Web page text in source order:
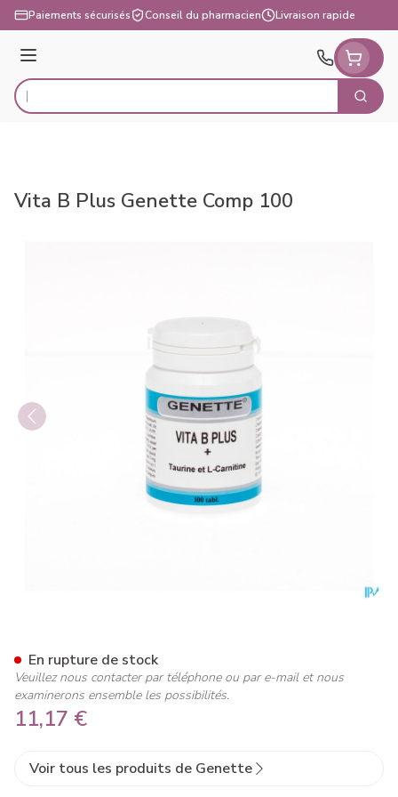
Aller au contenu
Paiements sécurisés Conseil du pharmacien Livraison rapide
Menu
Rechercher
Vita B Plus Genette Comp 100
11,17 €
En rupture de stock
Veuillez nous contacter par téléphone ou par e-mail et nous
examinerons ensemble les possibilités.
Voir tous les produits de Genette